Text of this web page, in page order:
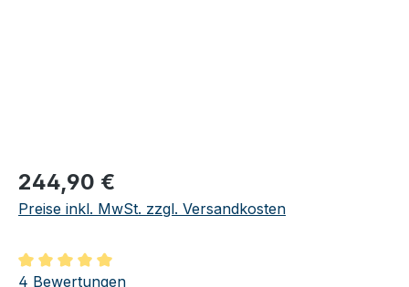
Regulärer Preis:
244,90 €
Preise inkl. MwSt. zzgl. Versandkosten
Durchschnittliche Bewertung von 5 von 5 Sternen
4 Bewertungen